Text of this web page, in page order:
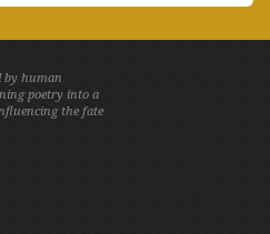
by human
poetry into a
the fate